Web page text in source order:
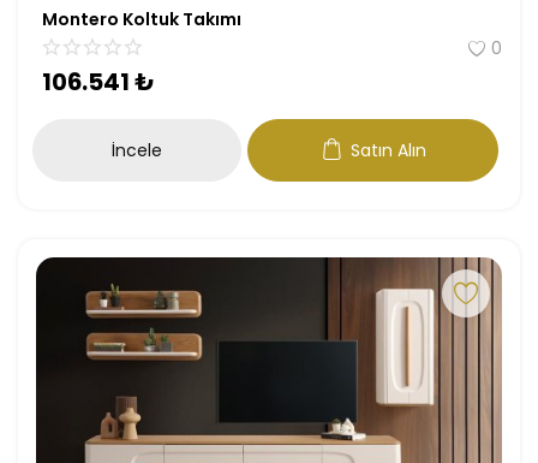
Montero Koltuk Takımı
0
106.541₺
İncele Satın Alın